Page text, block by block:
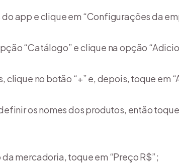
app e clique em “Configurações da
“Catálogo” e clique na opção
clique no botão “+” e, depois, toque em
os nomes dos produtos, então
mercadoria, toque em “Preço R$”;